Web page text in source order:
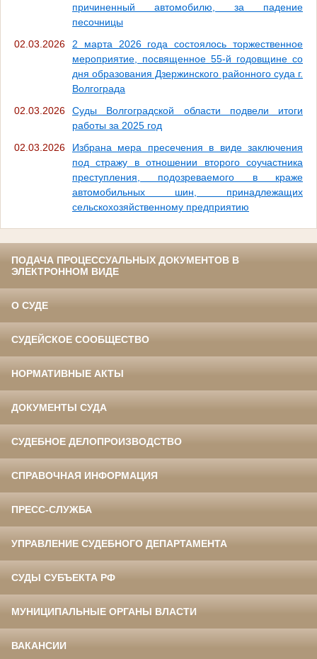
причиненный автомобилю, за падение
песочницы
02.03.2026
2 марта 2026 года состоялось торжественное
мероприятие, посвященное 55-й годовщине со
дня образования Дзержинского районного суда г.
Волгограда
02.03.2026
Суды Волгоградской области подвели итоги
работы за 2025 год
02.03.2026
Избрана мера пресечения в виде заключения
под стражу в отношении второго соучастника
преступления, подозреваемого в краже
автомобильных шин, принадлежащих
сельскохозяйственному предприятию
ПОДАЧА ПРОЦЕССУАЛЬНЫХ ДОКУМЕНТОВ В
ЭЛЕКТРОННОМ ВИДЕ
О СУДЕ
СУДЕЙСКОЕ СООБЩЕСТВО
НОРМАТИВНЫЕ АКТЫ
ДОКУМЕНТЫ СУДА
СУДЕБНОЕ ДЕЛОПРОИЗВОДСТВО
СПРАВОЧНАЯ ИНФОРМАЦИЯ
ПРЕСС-СЛУЖБА
УПРАВЛЕНИЕ СУДЕБНОГО ДЕПАРТАМЕНТА
СУДЫ СУБЪЕКТА РФ
МУНИЦИПАЛЬНЫЕ ОРГАНЫ ВЛАСТИ
ВАКАНСИИ